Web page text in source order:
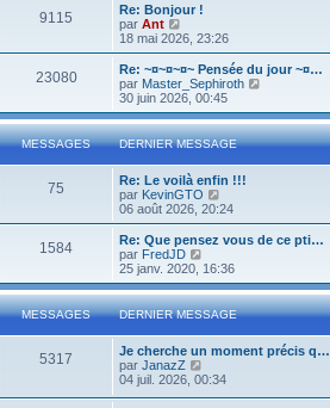
e
r
n
i
e
r
m
e
s
s
a
g
e
9115
Re: Bonjour !
par Ant
o
i
r
l
e
e
r
n
i
e
r
m
e
s
s
a
g
e
18 mai 2026, 23:26
23080
Re: ~¤~¤~¤~ Pensée du jour ~¤…
par Master_Sephiroth
i
r
l
d
i
e
e
s
s
g
e
30 juin 2026, 00:45
MESSAGES DERNIER MESSAGE
75
Re: Le voilà enfin !!!
par KevinGTO
o
i
r
e
e
r
n
i
e
m
06 août 2026, 20:24
1584
Re: Que pensez vous de ce pti…
par FredJD
o
i
r
l
d
e
n
i
25 janv. 2020, 16:36
MESSAGES DERNIER MESSAGE
5317
Je cherche un moment précis q…
par JanazZ
o
04 juil. 2026, 00:34